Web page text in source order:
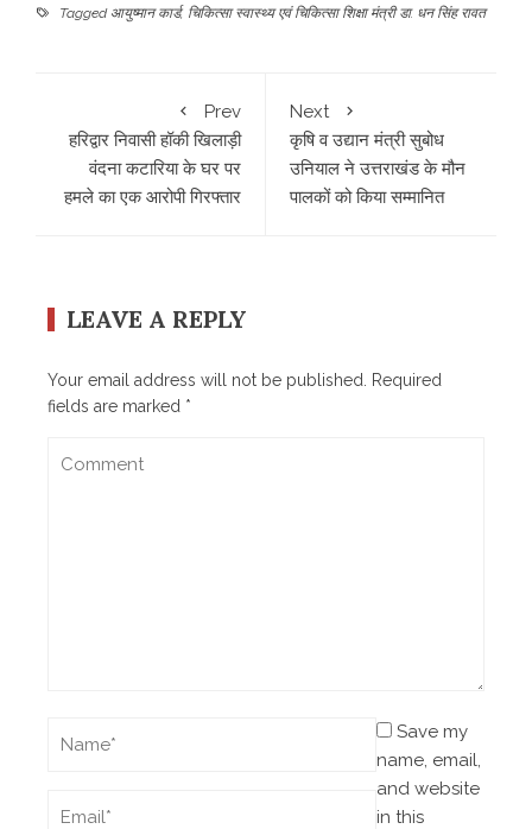
Tagged आयुष्मान कार्ड, चिकित्सा स्वास्थ्य एवं चिकित्सा शिक्षा मंत्री डा. धन सिंह रावत
Prev
हरिद्वार निवासी हॉकी खिलाड़ी
वंदना कटारिया के घर पर
हमले का एक आरोपी गिरफ्तार
Next
कृषि व उद्यान मंत्री सुबोध
उनियाल ने उत्तराखंड के मौन
पालकों को किया सम्मानित
LEAVE A REPLY
Your email address will not be published.
Required
fields are marked *
Save my
name, email,
and website
in this